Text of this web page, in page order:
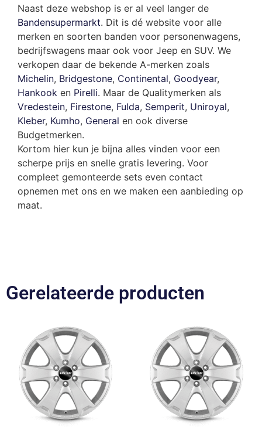
Naast deze webshop is er al veel langer de
Bandensupermarkt. Dit is dé website voor alle
merken en soorten banden voor personenwagens,
bedrijfswagens maar ook voor Jeep en SUV. We
verkopen daar de bekende A-merken zoals
Michelin, Bridgestone, Continental, Goodyear,
Hankook en Pirelli. Maar de Qualitymerken als
Vredestein, Firestone, Fulda, Semperit, Uniroyal,
Kleber, Kumho, General en ook diverse
Budgetmerken.
Kortom hier kun je bijna alles vinden voor een
scherpe prijs en snelle gratis levering. Voor
compleet gemonteerde sets even contact
opnemen met ons en we maken een aanbieding op
maat.
Gerelateerde producten